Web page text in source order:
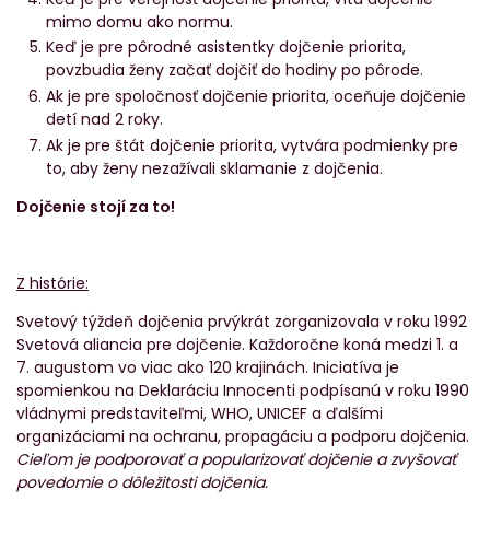
mimo domu ako normu.
Keď je pre pôrodné asistentky dojčenie priorita,
povzbudia ženy začať dojčiť do hodiny po pôrode.
Ak je pre spoločnosť dojčenie priorita, oceňuje dojčenie
detí nad 2 roky.
Ak je pre štát dojčenie priorita, vytvára podmienky pre
to, aby ženy nezažívali sklamanie z dojčenia.
Dojčenie stojí za to!
Z histórie:
Svetový týždeň dojčenia prvýkrát zorganizovala v roku 1992
Svetová aliancia pre dojčenie. Každoročne koná medzi 1. a
7. augustom vo viac ako 120 krajinách. Iniciatíva je
spomienkou na Deklaráciu Innocenti podpísanú v roku 1990
vládnymi predstaviteľmi, WHO, UNICEF a ďalšími
organizáciami na ochranu, propagáciu a podporu dojčenia.
Cieľom je podporovať a popularizovať dojčenie a zvyšovať
povedomie o dôležitosti dojčenia.